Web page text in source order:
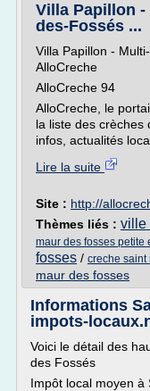
Villa Papillon
des-Fossés ...
Villa Papillon -
AlloCreche
AlloCreche 94
AlloCreche, le
la liste des crèches
infos, actualités
Lire la suite
Site : http://
Thèmes liés : ville
maur des fosses petite
fosses / creche saint
maur des fosses
Informations
impots-
Voici le détail des
des Fossés
Impôt local moyen